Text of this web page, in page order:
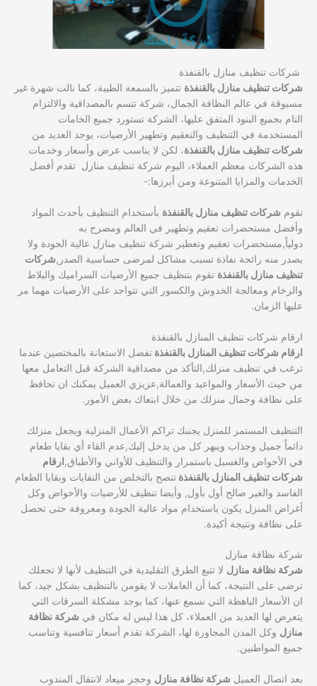
شركات تنظيف منازل بالقنفذة
شركات تنظيف منازل بالقنفذة تتميز بالسمعة الطيبة، كما نالت شهرة غير
مسبوقة في عالم النظافة الجمال، شركة تتسم بالمصداقية والالتزام
التام بجميع البنود المتفق عليها، الشركة تستورد جميع الخامات
المستخدمة في التنظيف والتعقيم وتطهير الأرضيات، يوجد العديد من
شركات تنظيف منازل بالقنفذة، لكن لا يناسب عرض وأسعار وخدمات
هذه الشركات معظم العملاء، اليوم شركة تنظيف منازل تقدم أفضل
الخدمات والمزايا المتنوعة ومن أبرزها:-
تقوم شركات تنظيف منازل بالقنفذة بأستخدام التنظيف بأحدث المواد
وأفضل مستحضرات تعقيم وتطهير في العالم ومصرح به
دولياً,مستحضرات تعقيم وتعطير شركة تنظيف منازل عالية الجودة ولا
يصدر منه رائحة نفاذة تسبب مشاكل لمرضى حساسية الصدر,شركات
تنظيف منازل بالقنفذة تقوم بتنظيف جميع الأرضيات السراميك والبلاط
والرخام ومعالجة الخدوش والكسور التي تتواجد على الأرضيات مهما مر
عليها الزمان.
ارقام شركات تنظيف المنازل بالقنفذة
ارقام شركات تنظيف المنازل بالقنفذة تفضل الاستعانة بالمختصين عندما
ترغب في تنظيف منزلك,التأكد من مصداقية الشركة قبل التعامل معها
من حيث الأسعار والمواعيد والعمالة,عزيزي العميل يمكنك ان تحافظ
على نظافة وجمال منزلك من خلال ابتعاك بعض الأمور.
التنظيف المستمر للمنزل يجنبك تراكم الأعمال المنزلية ويجعل منزلك
دائماً جميل وجذاب ويبهر كل من يدخل إليك,عدم القاء أي بقايا طعام
في الأحواض والغسيل باستمرار والتنظيف للأواني والأطباق,ارقام
شركات تنظيف المنازل بالقنفذة تنصح بالتخلص من النفايات وبقايا الطعام
الفاسد والغير صالح أول بأول, وأيضا تنظيف للأرضيات والأحواض وكل
أغراض المنزل يكون باستخدام مواد عالية الجودة ومعروفة حتى تحصل
على نظافة ونتيجة أكيدة.
شركة نظافة منازل
شركة نظافة منازل لا تتبع الطرق التقليدية في التنظيف لأنها لا تجعلك
ترضى على النتيجة، كما أن العاملات لا يقومن بالتنظيف بشكل جيد، كما
ان الأسعار الباهظة التي نسمع عنها، كما يوجد مشكلة السرقات التي
يتعرض لها العديد من العملاء، كل هذا ليس له مكان في شركة نظافة
منازل وكل المدن المجاورة لها، الشركة تقدم أسعار تنافسية وتناسب
جميع المواطنين.
بعد اتصال العميل شركة نظافة منازل وحجز ميعاد لانتقال المندوب